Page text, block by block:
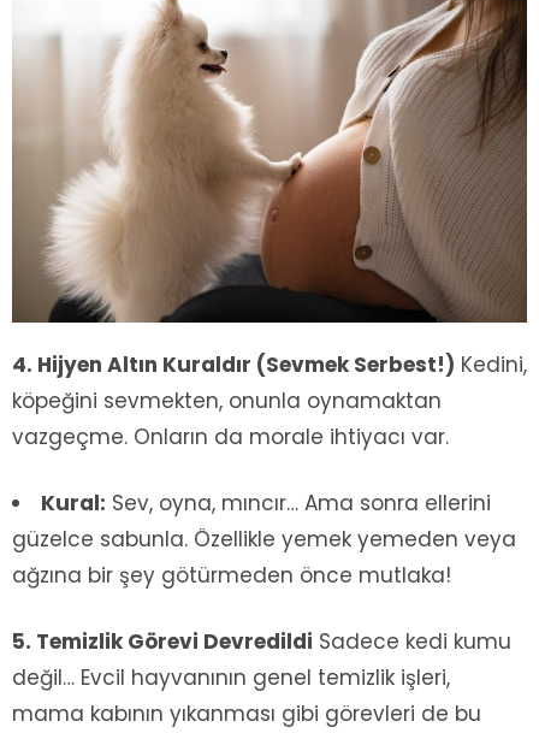
4. Hijyen Altın Kuraldır (Sevmek Serbest!) Kedini,
köpeğini sevmekten, onunla oynamaktan
vazgeçme. Onların da morale ihtiyacı var.
Kural: Sev, oyna, mıncır… Ama sonra ellerini
güzelce sabunla. Özellikle yemek yemeden veya
ağzına bir şey götürmeden önce mutlaka!
5. Temizlik Görevi Devredildi Sadece kedi kumu
değil… Evcil hayvanının genel temizlik işleri,
mama kabının yıkanması gibi görevleri de bu